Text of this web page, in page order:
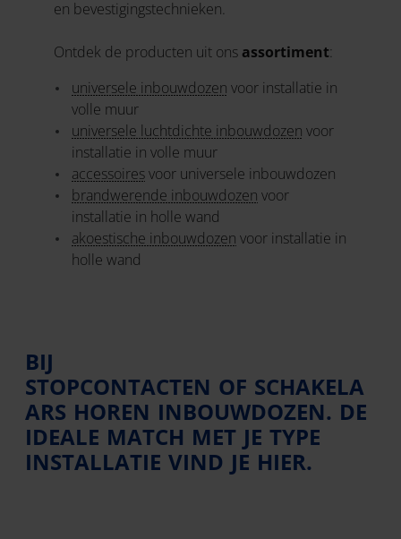
en bevestigingstechnieken.
Ontdek de producten uit ons assortiment:
universele inbouwdozen voor installatie in
volle muur
universele luchtdichte inbouwdozen voor
installatie in volle muur
accessoiresvoor universele inbouwdozen
brandwerende inbouwdozen voor
installatie in holle wand
akoestische inbouwdozen voor installatie in
holle wand
BIJ
STOPCONTACTEN OF SCHAKELA
ARS HOREN INBOUWDOZEN. DE
IDEALE MATCH MET JE TYPE
INSTALLATIE VIND JE HIER.